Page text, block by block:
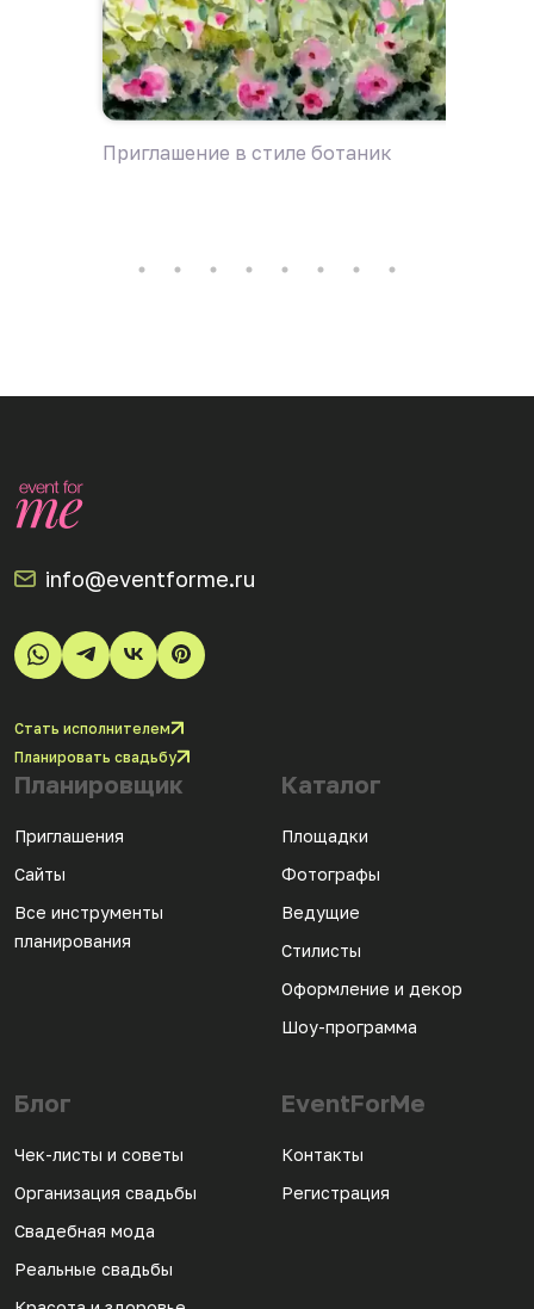
Приглашение в стиле ботаник
info@eventforme.ru
Стать исполнителем
Планировать свадьбу
Планировщик
Приглашения
Сайты
Все инструменты
планирования
Каталог
Площадки
Фотографы
Ведущие
Стилисты
Оформление и декор
Шоу-программа
Блог
Чек-листы и советы
Организация свадьбы
Свадебная мода
Реальные свадьбы
EventForMe
Контакты
Регистрация